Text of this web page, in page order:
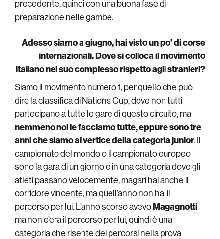
precedente, quindi con una buona fase di
preparazione nelle gambe.
Adesso siamo a giugno, hai visto un po’ di corse
internazionali. Dove si colloca il movimento
italiano nel suo complesso rispetto agli stranieri?
Siamo il movimento numero 1, per quello che può
dire la classifica di Nations Cup, dove non tutti
partecipano a tutte le gare di questo circuito, ma
nemmeno noi le facciamo tutte, eppure sono tre
anni che siamo al vertice della categoria junior. Il
campionato del mondo o il campionato europeo
sono la gara di un giorno e in una categoria dove gli
atleti passano velocemente, magari hai anche il
corridore vincente, ma quell’anno non hai il
percorso per lui. L’anno scorso avevoMagagnotti
ma non c’era il percorso per lui, quindi è una
categoria che risente dei percorsi nella prova